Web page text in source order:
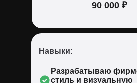
Навыки:
Разрабатываю
стиль и визуальную
90 000 ₽